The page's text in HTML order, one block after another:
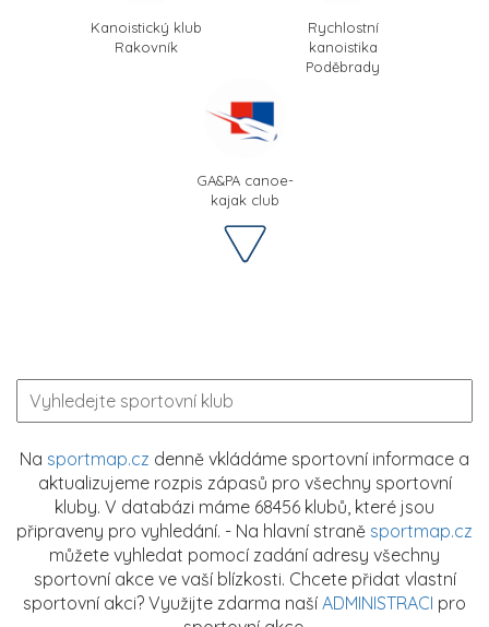
Kanoistický klub
Rakovník
Rychlostní
kanoistika
Poděbrady
GA&PA canoe-
kajak club
Na sportmap.cz denně vkládáme sportovní informace a
aktualizujeme rozpis zápasů pro všechny sportovní
kluby. V databázi máme 68456 klubů, které jsou
připraveny pro vyhledání. - Na hlavní straně sportmap.cz
můžete vyhledat pomocí zadání adresy všechny
sportovní akce ve vaší blízkosti. Chcete přidat vlastní
sportovní akci? Využijte zdarma naší ADMINISTRACI pro